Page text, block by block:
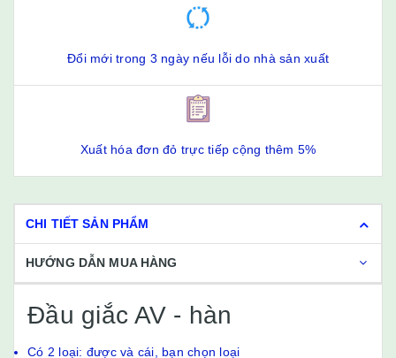
Đổi mới trong 3 ngày nếu lỗi do nhà sản xuất
Xuất hóa đơn đỏ trực tiếp cộng thêm 5%
CHI TIẾT SẢN PHẨM
HƯỚNG DẪN MUA HÀNG
Đầu giắc AV - hàn
Có 2 loại: được và cái, bạn chọn loại